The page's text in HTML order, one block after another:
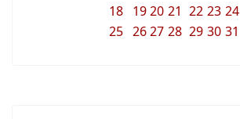
18
19 20 21 22 23 24
25 26 27 28 29 30 31